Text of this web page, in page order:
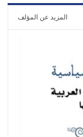
المزيد عن المؤلف